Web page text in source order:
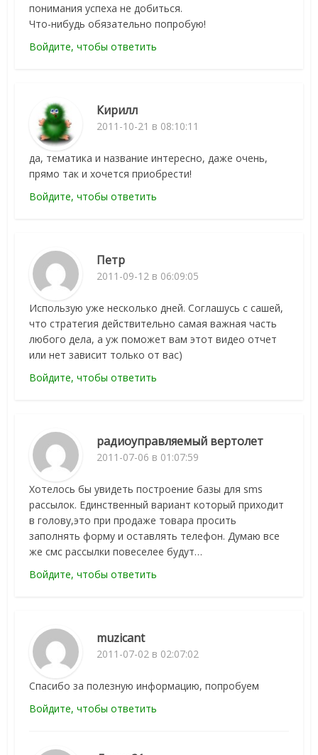
понимания успеха не добиться.
Что-нибудь обязательно попробую!
Войдите, чтобы ответить
Кирилл
2011-10-21 в 08:10:11
да, тематика и название интересно, даже очень,
прямо так и хочется приобрести!
Войдите, чтобы ответить
Петр
2011-09-12 в 06:09:05
Использую уже несколько дней. Соглашусь с сашей,
что стратегия действительно самая важная часть
любого дела, а уж поможет вам этот видео отчет
или нет зависит только от вас)
Войдите, чтобы ответить
радиоуправляемый вертолет
2011-07-06 в 01:07:59
Хотелось бы увидеть построение базы для sms
рассылок. Единственный вариант который приходит
в голову,это при продаже товара просить
заполнять форму и оставлять телефон. Думаю все
же смс рассылки повеселее будут…
Войдите, чтобы ответить
muzicant
2011-07-02 в 02:07:02
Спасибо за полезную информацию, попробуем
Войдите, чтобы ответить